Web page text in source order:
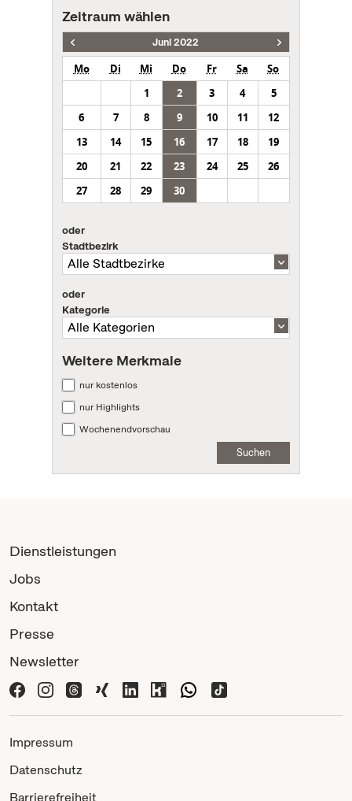
Zeitraum wählen
Juni 2022
Mo Di Mi Do Fr Sa
So
1
2 3 4
5
6
7 8 9 10 11
12
13
14 15 16 17 18
19
20
21 22 23 24 25
26
27
28 29 30
oder
Stadtbezirk
oder
Kategorie
Weitere Merkmale
nur kostenlos
nur Highlights
Wochenendvorschau
Suchen
Dienstleistungen
Jobs
Kontakt
Presse
Newsletter
Impressum
Datenschutz
Barrierefreiheit